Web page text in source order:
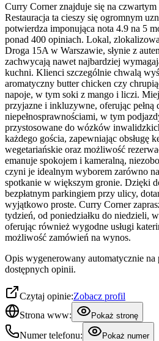
Curry Corner znajduje się na
Restauracja ta cieszy się ogromnym
potwierdza imponująca nota 4.9 na 5
ponad 400 opiniach. Lokal,
Droga 15A w Warszawie, słynie z
zachwycają nawet najbardziej
kuchni. Klienci szczególnie chwalą
aromatyczny butter chicken czy
napoje, w tym soki z mango i liczi.
przyjazne i inkluzywne, oferując pełną
niepełnosprawnościami, w tym
przystosowane do wózków
każdego gościa, zapewniając obsługę
wegetariańskie oraz możliwość
emanuje spokojem i kameralną,
czyni je idealnym wyborem zarówno
spotkanie w większym gronie. Dzięki
bezpłatnym parkingiem przy ulicy,
wyjątkowo proste. Curry Corner
tydzień, od poniedziałku do niedzieli,
oferując również wygodne usługi
możliwość zamówień na wynos.
Opis wygenerowany automatycznie
dostępnych opinii.
Czytaj opinie:Zobacz profil
Strona www:
Pokaż stronę
Numer telefonu: Pokaż numer